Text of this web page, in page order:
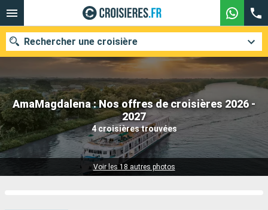
AmaMagdalena : Nos offres de croisières 2026 -
2027
4 croisières trouvées
Voir les 18 autres photos
Rechercher une croisière
Nos destinations
Mois de départ
Compagnies